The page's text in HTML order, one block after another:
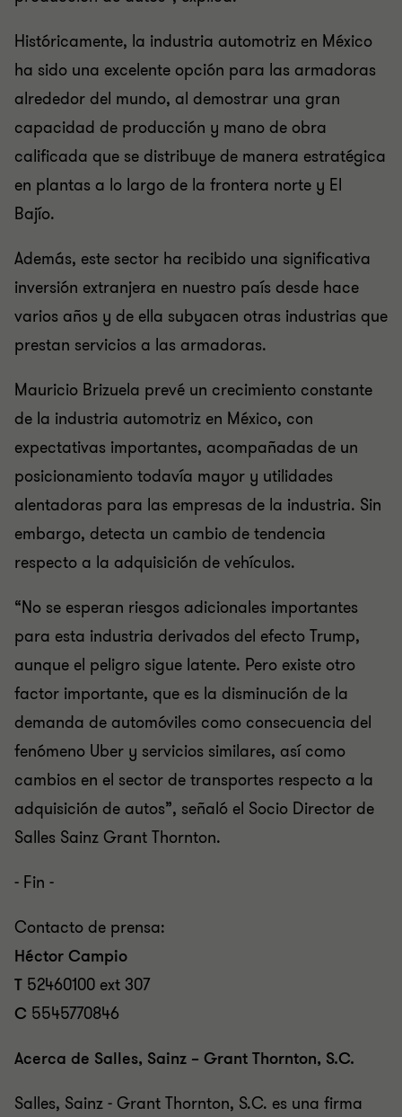
Históricamente, la industria automotriz en México
ha sido una excelente opción para las armadoras
alrededor del mundo, al demostrar una gran
capacidad de producción y mano de obra
calificada que se distribuye de manera estratégica
en plantas a lo largo de la frontera norte y El
Bajío.
Además, este sector ha recibido una significativa
inversión extranjera en nuestro país desde hace
varios años y de ella subyacen otras industrias que
prestan servicios a las armadoras.
Mauricio Brizuela prevé un crecimiento constante
de la industria automotriz en México, con
expectativas importantes, acompañadas de un
posicionamiento todavía mayor y utilidades
alentadoras para las empresas de la industria. Sin
embargo, detecta un cambio de tendencia
respecto a la adquisición de vehículos.
“No se esperan riesgos adicionales importantes
para esta industria derivados del efecto Trump,
aunque el peligro sigue latente. Pero existe otro
factor importante, que es la disminución de la
demanda de automóviles como consecuencia del
fenómeno Uber y servicios similares, así como
cambios en el sector de transportes respecto a la
adquisición de autos”, señaló el Socio Director de
Salles Sainz Grant Thornton.
- Fin -
Contacto de prensa:
Héctor Campio
T 52460100 ext 307
C 5545770846
Acerca de Salles, Sainz – Grant Thornton, S.C.
Salles, Sainz - Grant Thornton, S.C. es una firma